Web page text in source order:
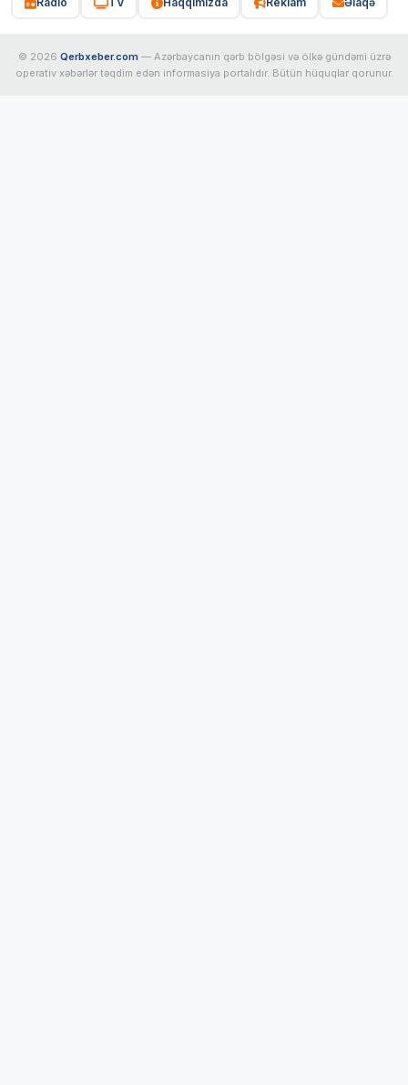
© 2026 Qerbxeber.com — Azərbaycanın qərb bölgəsi və ölkə gündəmi üzrə
operativ xəbərlər təqdim edən informasiya portalıdır. Bütün hüquqlar qorunur.